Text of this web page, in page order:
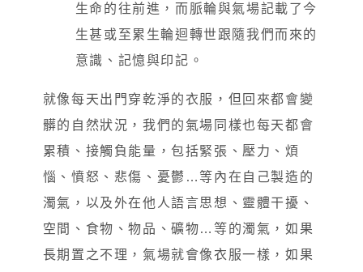
生命的往前進，而脈輪與氣場記載了今
生甚或至累生輪迴轉世跟隨我們而來的
意識、記憶與印記。
就像每天出門穿乾淨的衣服，但回來都會變
髒的自然狀況，我們的氣場同樣也每天都會
累積、接觸負能量，包括緊張、壓力、煩
惱、憤怒、悲傷、憂鬱…等內在自己製造的
濁氣，以及外在他人語言思想、靈體干擾、
空間、食物、物品、礦物…等的濁氣，如果
長期置之不理，氣場就會像衣服一樣，如果